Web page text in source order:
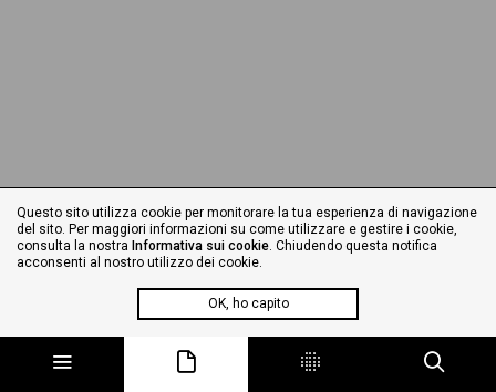
Questo sito utilizza cookie per monitorare la tua esperienza di navigazione
del sito. Per maggiori informazioni su come utilizzare e gestire i cookie,
consulta la nostra Informativa sui cookie. Chiudendo questa notifica
acconsenti al nostro utilizzo dei cookie.
OK, ho capito